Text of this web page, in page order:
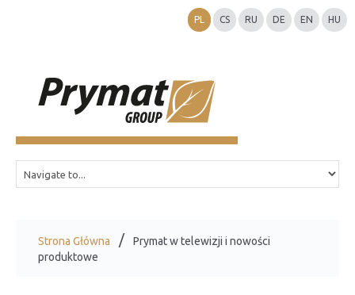
PL CS RU DE EN HU
Strona Główna
Prymat w telewizji i nowości
produktowe